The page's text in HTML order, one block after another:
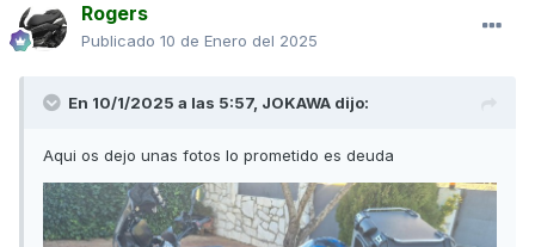
Rogers
Publicado 10 de Enero del 2025
En 10/1/2025 a las 5:57, JOKAWA dijo:
Aqui os dejo unas fotos lo prometido es deuda